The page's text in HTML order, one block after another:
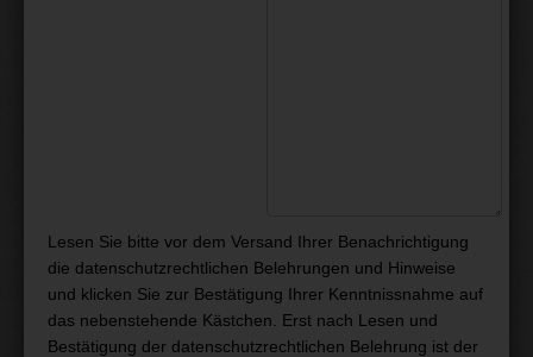
Lesen Sie bitte vor dem Versand Ihrer Benachrichtigung
die datenschutzrechtlichen Belehrungen und Hinweise
und klicken Sie zur Bestätigung Ihrer Kenntnissnahme auf
das nebenstehende Kästchen. Erst nach Lesen und
Bestätigung der datenschutzrechtlichen Belehrung ist der